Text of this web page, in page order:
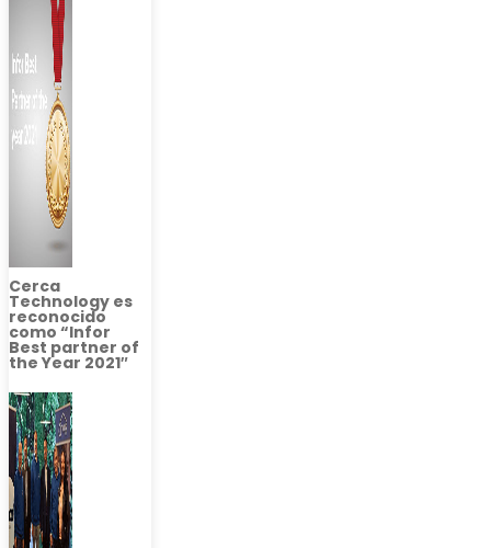
Cerca
Technology es
reconocido
como “Infor
Best partner of
the Year 2021″